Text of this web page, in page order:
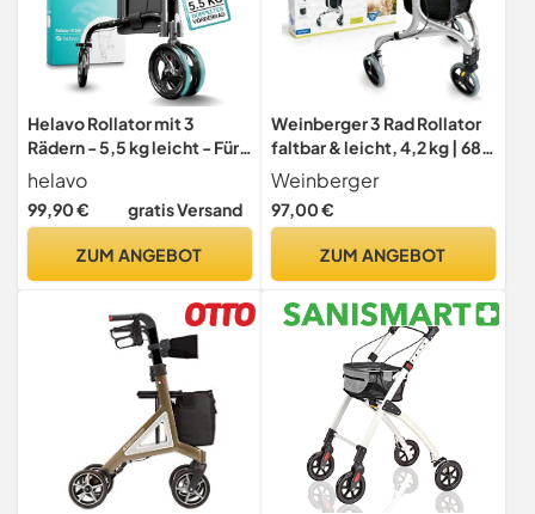
Helavo Rollator mit 3
Rädern - 5,5 kg leicht - Für
Wohnung & Draußen
helavo
99,90 € gratis Versand
ZUM ANGEBOT
Weinberger 3 Rad Rollator
faltbar & leicht, 4,2 kg | 68
cm breit, Tasche
Weinberger
97,00 €
ZUM ANGEBOT